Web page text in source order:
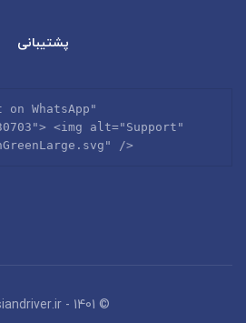
پشتیبانی
WhatsApp"
"> <img alt="Support"
/>
© 1401 - persiandriver.ir